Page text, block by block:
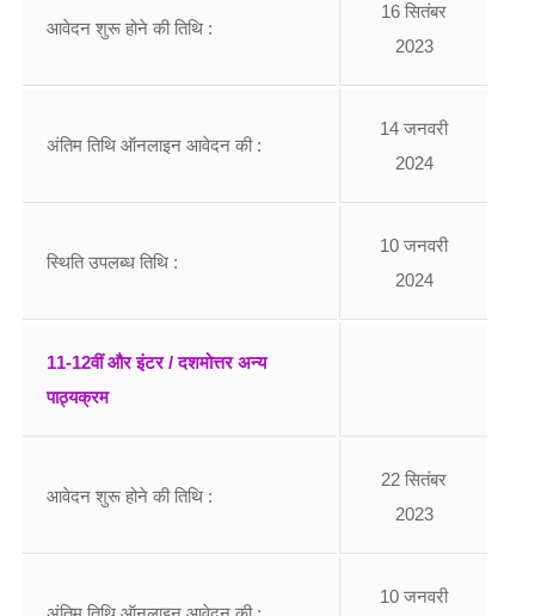
आवेदन शुरू होने की तिथि :
16 सितंबर
2023
अंतिम तिथि ऑनलाइन आवेदन की :
14 जनवरी
2024
स्थिति उपलब्ध तिथि :
10 जनवरी
2024
11-12वीं और इंटर / दशमोत्तर अन्य
पाठ्यक्रम
आवेदन शुरू होने की तिथि :
22 सितंबर
2023
10 जनवरी